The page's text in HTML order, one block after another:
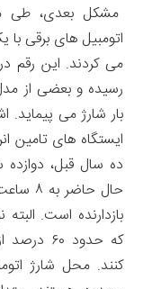
مشکل بعدی، طی
بار شارژ می پیماید.
ایستگاه های تامین
ده سال قبل،
حال
بازدارنده است.
کنند. محل شارژ